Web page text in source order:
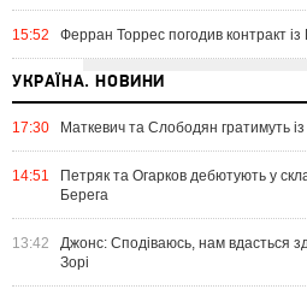
15:52 Ферран Торрес погодив контракт
УКРАЇНА. НОВИНИ
17:30 Маткевич та Слободян гратимуть
14:51
Петряк та Огарков дебютують у
Берега
13:42
Джонс: Сподіваюсь, нам вдасться
Зорі